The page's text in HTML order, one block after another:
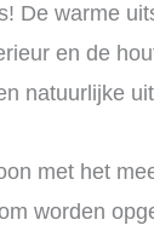
De warme
en de
natuurlijke
met het
worden